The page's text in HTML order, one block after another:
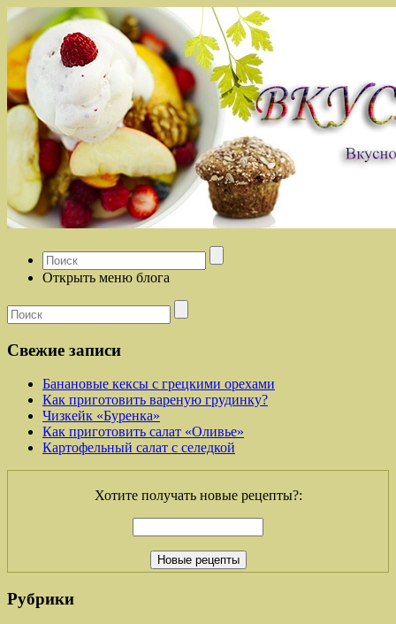
Открыть меню блога
Свежие записи
Банановые кексы с грецкими орехами
Как приготовить вареную грудинку?
Чизкейк «Буренка»
Как приготовить салат «Оливье»
Картофельный салат с селедкой
Хотите получать новые рецепты?:
Рубрики